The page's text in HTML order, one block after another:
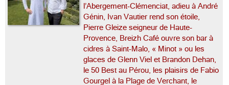
l’Abergement-Clémenciat, adieu à André
Génin, Ivan Vautier rend son étoile,
Pierre Gleize seigneur de Haute-
Provence, Breizh Café ouvre son bar à
cidres à Saint-Malo, « Minot » ou les
glaces de Glenn Viel et Brandon Dehan,
le 50 Best au Pérou, les plaisirs de Fabio
Gourgel à la Plage de Verchant, le